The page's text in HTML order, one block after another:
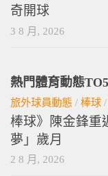
奇開球
3 8 月, 2026
熱門體育動態TO5
旅外球員動態 / 棒球 /
棒球》陳金鋒
夢」歲月
2 8 月, 2026